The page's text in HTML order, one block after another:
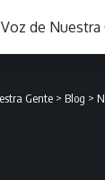
Gente > Blog >